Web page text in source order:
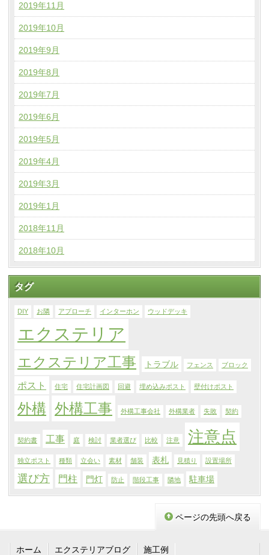
2019年11月
2019年10月
2019年9月
2019年8月
2019年7月
2019年6月
2019年5月
2019年4月
2019年3月
2019年1月
2018年11月
2018年10月
タグ
DIY お隣 アプローチ インターホン ウッドデッキ
エクステリア
エクステリア工事 トラブル フェンス ブロック
ポスト 住宅 住宅計画図 回避 埋め込みポスト 壁付けポスト
外構 外構工事 外構工事会社 外構業者 失敗 契約
契約書 工事 庭 検討 業者選び 比較 注意 注意点
独立ポスト 種類 立会い 素材 舗装 表札 見積り 設置場所
選び方 門柱 門灯 防止 階段工事 隣地 駐車場
ページの先頭へ戻る
ホーム エクステリアブログ 施工例